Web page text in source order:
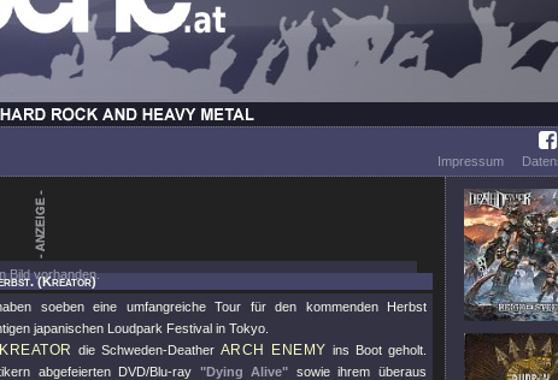
Impressum
Bild vorhanden.
(Kreator)
soeben eine umfangreiche Tour für den kommenden Herbst
japanischen Loudpark Festival in Tokyo.
KREATOR die Schweden-Deather ARCH ENEMY ins Boot geholt.
abgefeierten DVD/Blu-ray "Dying Alive" sowie ihrem überaus